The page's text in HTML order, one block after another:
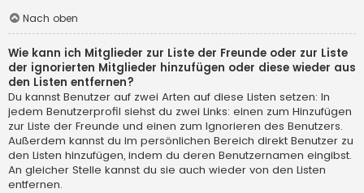
Nach oben
Wie kann ich Mitglieder zur Liste der Freunde oder zur Liste
der ignorierten Mitglieder hinzufügen oder diese wieder aus
den Listen entfernen?
Du kannst Benutzer auf zwei Arten auf diese Listen setzen: In
jedem Benutzerprofil siehst du zwei Links: einen zum Hinzufügen
zur Liste der Freunde und einen zum Ignorieren des Benutzers.
Außerdem kannst du im persönlichen Bereich direkt Benutzer zu
den Listen hinzufügen, indem du deren Benutzernamen eingibst.
An gleicher Stelle kannst du sie auch wieder von den Listen
entfernen.